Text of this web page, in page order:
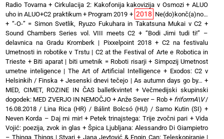
Radio Tovarna+Cirkulacija 2: Kakofonija kakovizija v Osmozi+ALUO
uho in ALUO+C2 praktikum+ Program 2019 + 2018 Ne(do)konč(a)no…
+ “-O-” = Simon Svetlik, Ryuzo Fukuhara in Takatsuna Mukai v C2 +
Sound Chambers Series vol. VIII meets C2 + “Bodi Jimi tudi ti!” –
delavnica na Gradu Kromberk | Pixxelpoint 2018+ C2 na festivalu
Umetnosti in robotike v Trstu | C2 at the Festival of Arte e Robotica in
Trieste + Biti aparat | biti umetnik = Roboti risarji+ Simpozij Umetnost
umetne inteligence | The Art of Artificial Intelligence + Exodos: C2 v
Helsinkih / Finska + Jesenski dnevi tečejo | As autumn days go by… +
MED, CIMET, ROZINE IN ČAS balletkvintet +Večmedijski skupinski
dogodek: MED ZVERJO IN NEMOČJO + Anže Sever – Rob + friformA\V/
16.08.2018 / Lina Rica (HR) / Bálint Bolcsó (HU) / Samo Kutin (SI) +
Neven Korda – Daj mi mir!+ Petek trinajstega: Trije zvočni pari +Vida
Vojić: poezija, zvok in glas + Špica Ljubljana: Alessandro Di Giampietro
– Thinga Things | Stvari + Jana Jevtović & Engin Can: Teleskopiranje |